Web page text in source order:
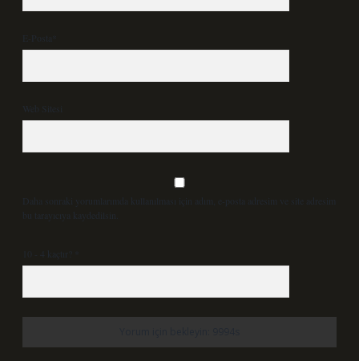
E-Posta*
Web Sitesi
Daha sonraki yorumlarımda kullanılması için adım, e-posta adresim ve site adresim
bu tarayıcıya kaydedilsin.
10 - 4 kaçtır?